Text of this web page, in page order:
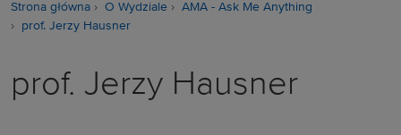
Strona główna O Wydziale
AMA - Ask Me Anything
prof. Jerzy Hausner
prof. Jerzy Hausner